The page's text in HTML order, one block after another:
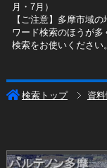
月・7月）
【ご注意】多摩市域
ワード検索のほうが
検索をお使いください
検索トップ 資